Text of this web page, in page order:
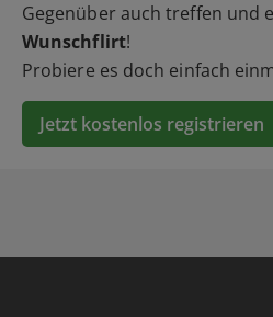
Gegenüber auch treffen und
Wunschflirt!
Probiere es doch einfach
Jetzt kostenlos registrieren